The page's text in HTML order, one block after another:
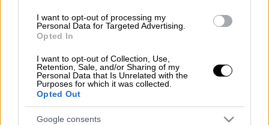
I want to opt-out of processing my
Personal Data for Targeted Advertising.
Opted In
I want to opt-out of Collection, Use,
Retention, Sale, and/or Sharing of my
Personal Data that Is Unrelated with the
Purposes for which it was collected.
Opted Out
Google consents
«Σε κάνουν να ζηλεύεις την ενότητα και την
αρμονία τους, κάτι που έχει χαθεί από τον
άνθρωπο» σημείωσε ένας από τους πολίτες
που είχαν την τύχη να δουν το εντυπωσιακό
θέαμα.